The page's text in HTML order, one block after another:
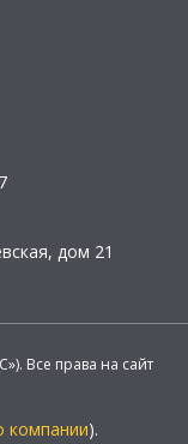
дом 21
Все права на сайт
компании).